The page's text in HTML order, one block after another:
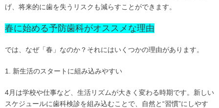
げ、将来的に歯を失うリスクも減らすことができます。
春に始める予防歯科がオススメな理由
では、なぜ「春」なのか？それにはいくつかの理由があります。
1. 新生活のスタートに組み込みやすい
4月は学校や仕事など、生活リズムが大きく変わる時期です。新しい
スケジュールに歯科検診を組み込むことで、自然と“習慣”にしやす